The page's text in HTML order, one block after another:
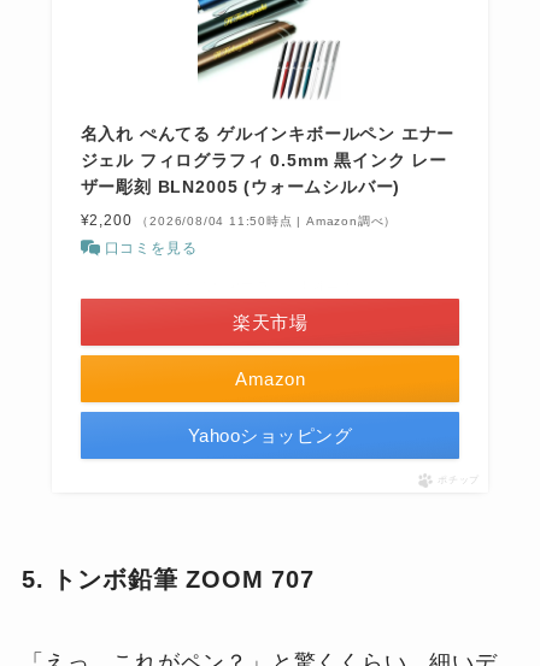
名入れ ぺんてる ゲルインキボールペン エナー
ジェル フィログラフィ 0.5mm 黒インク レー
ザー彫刻 BLN2005 (ウォームシルバー)
¥2,200 （2026/08/04 11:50時点 | Amazon調べ）
口コミを見る
Amazon
楽天市場
Yahooショッピング
ポチップ
5. トンボ鉛筆 ZOOM 707